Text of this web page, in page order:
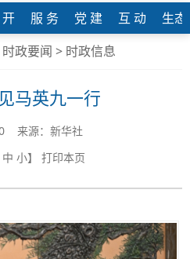
服 务 党 建 互 动
生
时政要闻 > 时政信息
马英九一行
来源：新华社
中 小】 打印本页